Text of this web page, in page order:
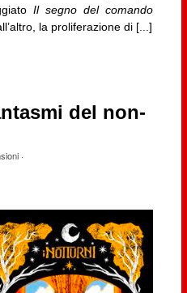
Il segno del comando
la proliferazione di [...]
del non-
·